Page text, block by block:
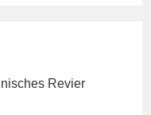
Revier